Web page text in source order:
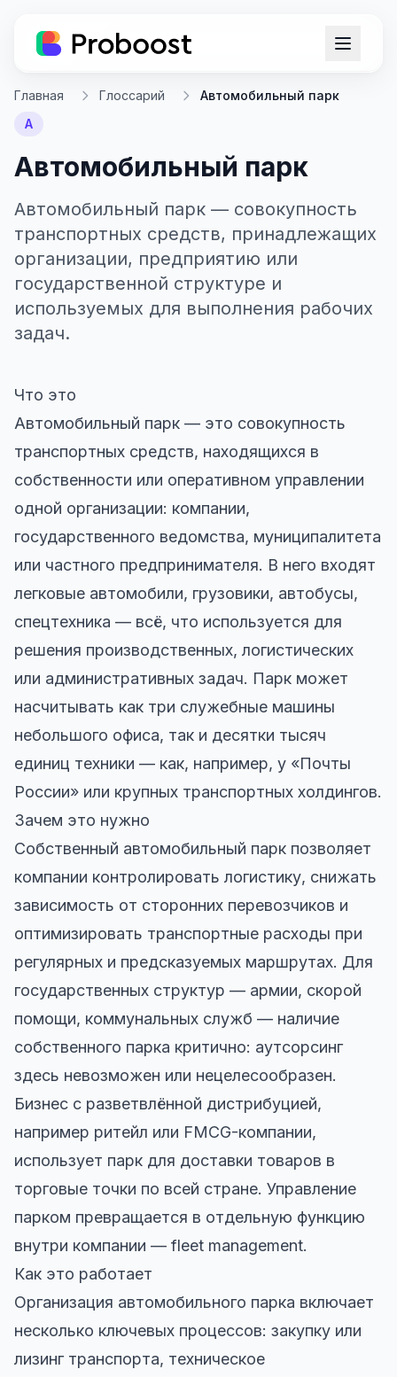
Главная Глоссарий
Автомобильный парк
А
Автомобильный парк
Автомобильный парк — совокупность
транспортных средств, принадлежащих
организации, предприятию или
государственной структуре и
используемых для выполнения рабочих
задач.
Что это
Автомобильный парк — это совокупность
транспортных средств, находящихся в
собственности или оперативном управлении
одной организации: компании,
государственного ведомства, муниципалитета
или частного предпринимателя. В него входят
легковые автомобили, грузовики, автобусы,
спецтехника — всё, что используется для
решения производственных, логистических
или административных задач. Парк может
насчитывать как три служебные машины
небольшого офиса, так и десятки тысяч
единиц техники — как, например, у «Почты
России» или крупных транспортных холдингов.
Зачем это нужно
Собственный автомобильный парк позволяет
компании контролировать логистику, снижать
зависимость от сторонних перевозчиков и
оптимизировать транспортные расходы при
регулярных и предсказуемых маршрутах. Для
государственных структур — армии, скорой
помощи, коммунальных служб — наличие
собственного парка критично: аутсорсинг
здесь невозможен или нецелесообразен.
Бизнес с разветвлённой дистрибуцией,
например ритейл или FMCG-компании,
использует парк для доставки товаров в
торговые точки по всей стране. Управление
парком превращается в отдельную функцию
внутри компании — fleet management.
Как это работает
Организация автомобильного парка включает
несколько ключевых процессов: закупку или
лизинг транспорта, техническое